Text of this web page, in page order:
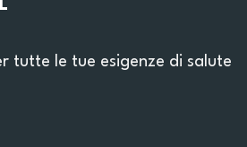
tutte le tue esigenze di salute